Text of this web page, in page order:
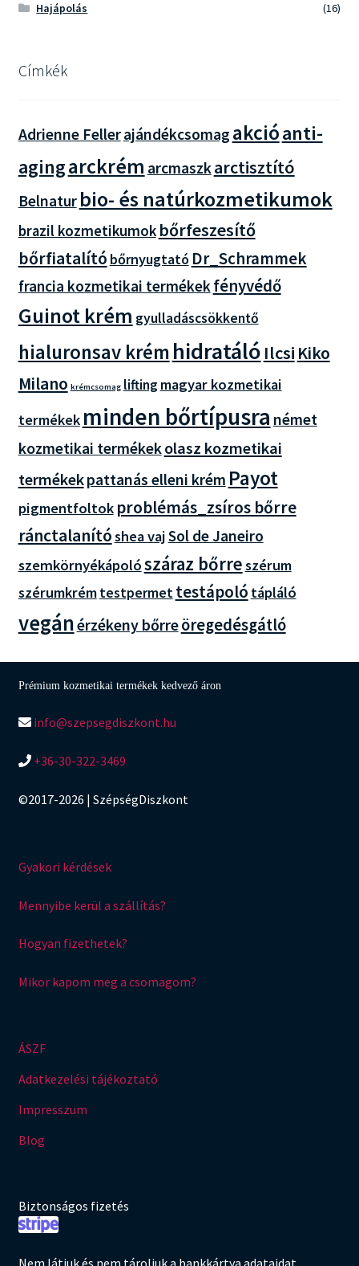
Hajápolás
(16)
Címkék
Adrienne Fellerajándékcsomag akcióanti-
agingarckrém arcmaszkarctisztító
Belnatur bio- és natúrkozmetikumok
brazil kozmetikumok bőrfeszesítő
bőrfiatalító bőrnyugtató Dr_Schrammek
francia kozmetikai termékekfényvédő
Guinot krém gyulladáscsökkentő
hialuronsav krémhidratáló Ilcsi Kiko
Milano krémcsomag lifting magyar kozmetikai
termékek minden bőrtípusra német
kozmetikai termékekolasz kozmetikai
termékekpattanás elleni krém Payot
pigmentfoltok problémás_zsíros bőrre
ránctalanítóshea vajSol de Janeiro
szemkörnyékápolószáraz bőrreszérum
szérumkrémtestpermettestápoló tápláló
vegánérzékeny bőrreöregedésgátló
Prémium kozmetikai termékek kedvező áron
info@szepsegdiszkont.hu
+36-30-322-3469
©2017-2026 | SzépségDiszkont
Gyakori kérdések
Mennyibe kerül a szállítás?
Hogyan fizethetek?
Mikor kapom meg a csomagom?
ÁSZF
Adatkezelési tájékoztató
Impresszum
Blog
Biztonságos fizetés